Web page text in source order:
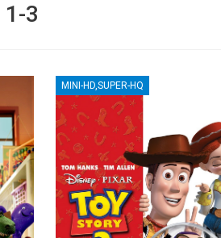
3
MINI-HD,SUPER-HQ